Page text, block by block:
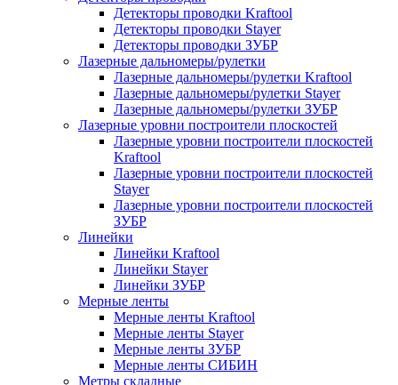
Детекторы проводки Kraftool
Детекторы проводки Stayer
Детекторы проводки ЗУБР
Лазерные дальномеры/рулетки
Лазерные дальномеры/рулетки Kraftool
Лазерные дальномеры/рулетки Stayer
Лазерные дальномеры/рулетки ЗУБР
Лазерные уровни построители плоскостей
Лазерные уровни построители плоскостей
Kraftool
Лазерные уровни построители плоскостей
Stayer
Лазерные уровни построители плоскостей
ЗУБР
Линейки
Линейки Kraftool
Линейки Stayer
Линейки ЗУБР
Мерные ленты
Мерные ленты Kraftool
Мерные ленты Stayer
Мерные ленты ЗУБР
Мерные ленты СИБИН
Метры складные